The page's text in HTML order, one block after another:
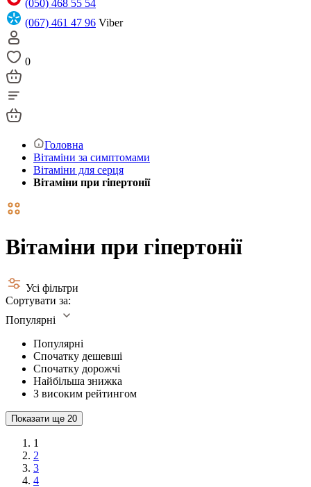
(050) 468 55 54
(067) 461 47 96 Viber
0
Головна
Вітаміни за симптомами
Вітаміни для серця
Вітаміни при гіпертонії
Вітаміни при гіпертонії
Усі фільтри
Сортувати за:
Популярні
Популярні
Спочатку дешевші
Спочатку дорожчі
Найбільша знижка
З високим рейтингом
Показати ще 20
1
2
3
4